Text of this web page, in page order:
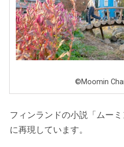
©Moomin
フィンランドの小説「ムー
に再現しています。